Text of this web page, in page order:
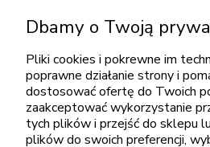
+48
pon.-piąt.:
Dbamy o Twoją
Pliki cookies i pokrewne im
poprawne działanie strony i
dostosować ofertę do Twoich
zaakceptować wykorzystanie
tych plików i przejść do sklepu
plików do swoich preferencji,